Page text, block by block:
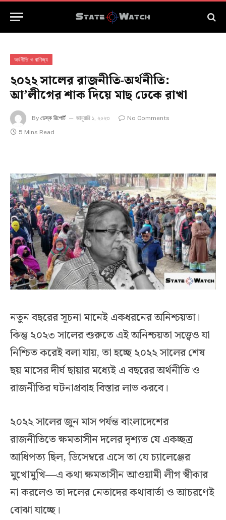
অর্থনীতি ও বাণিজ্য
২০২২ সালের রাজনীতি-অর্থনীতি:
আ’লীগের শাক দিয়ে মাছ ঢেকে রাখা
By ডেস্ক রিপোর্ট জানুয়ারি ১, ২০২৩
No Comments
5 Mins Read
নতুন বছরের সূচনা মানেই একধরনের অনিশ্চয়তা।
কিন্তু ২০২৩ সালের শুরুতে এই অনিশ্চয়তা সত্ত্বেও যা
নিশ্চিত করেই বলা যায়, তা হচ্ছে ২০২২ সালের শেষ
ছয় মাসের দীর্ঘ ছায়ার মধ্যেই এ বছরের অর্থনীতি ও
রাজনীতির ঘটনাপ্রবাহ বিস্তার লাভ করবে।
২০২২ সালের জুন মাস পর্যন্ত বাংলাদেশের
রাজনীতিতে ক্ষমতাসীন দলের দৃশ্যত যে একচ্ছত্র
আধিপত্য ছিল, ডিসেম্বরে এসে তা যে চ্যালেঞ্জের
মুখোমুখি—এ কথা ক্ষমতাসীন আওয়ামী লীগ স্বীকার
না করলেও তা দলের নেতাদের কথাবার্তা ও আচরণেই
বোঝা যাচ্ছে।